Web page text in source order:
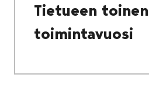
Tietueen toinen
toimintavuosi